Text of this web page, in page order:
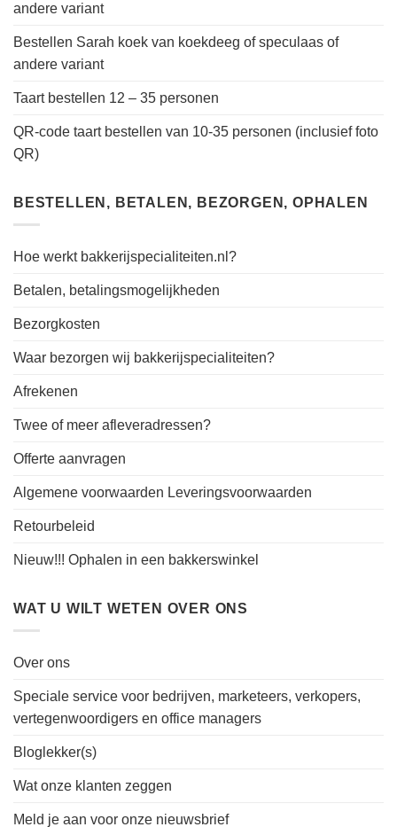
andere variant
Bestellen Sarah koek van koekdeeg of speculaas of
andere variant
Taart bestellen 12 – 35 personen
QR-code taart bestellen van 10-35 personen (inclusief foto
QR)
BESTELLEN, BETALEN, BEZORGEN, OPHALEN
Hoe werkt bakkerijspecialiteiten.nl?
Betalen, betalingsmogelijkheden
Bezorgkosten
Waar bezorgen wij bakkerijspecialiteiten?
Afrekenen
Twee of meer afleveradressen?
Offerte aanvragen
Algemene voorwaarden Leveringsvoorwaarden
Retourbeleid
Nieuw!!! Ophalen in een bakkerswinkel
WAT U WILT WETEN OVER ONS
Over ons
Speciale service voor bedrijven, marketeers, verkopers,
vertegenwoordigers en office managers
Bloglekker(s)
Wat onze klanten zeggen
Meld je aan voor onze nieuwsbrief